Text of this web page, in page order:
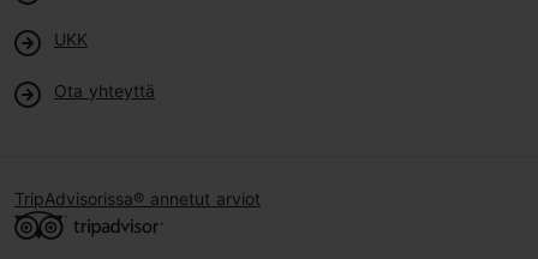
UKK
Ota yhteyttä
TripAdvisorissa® annetut arviot